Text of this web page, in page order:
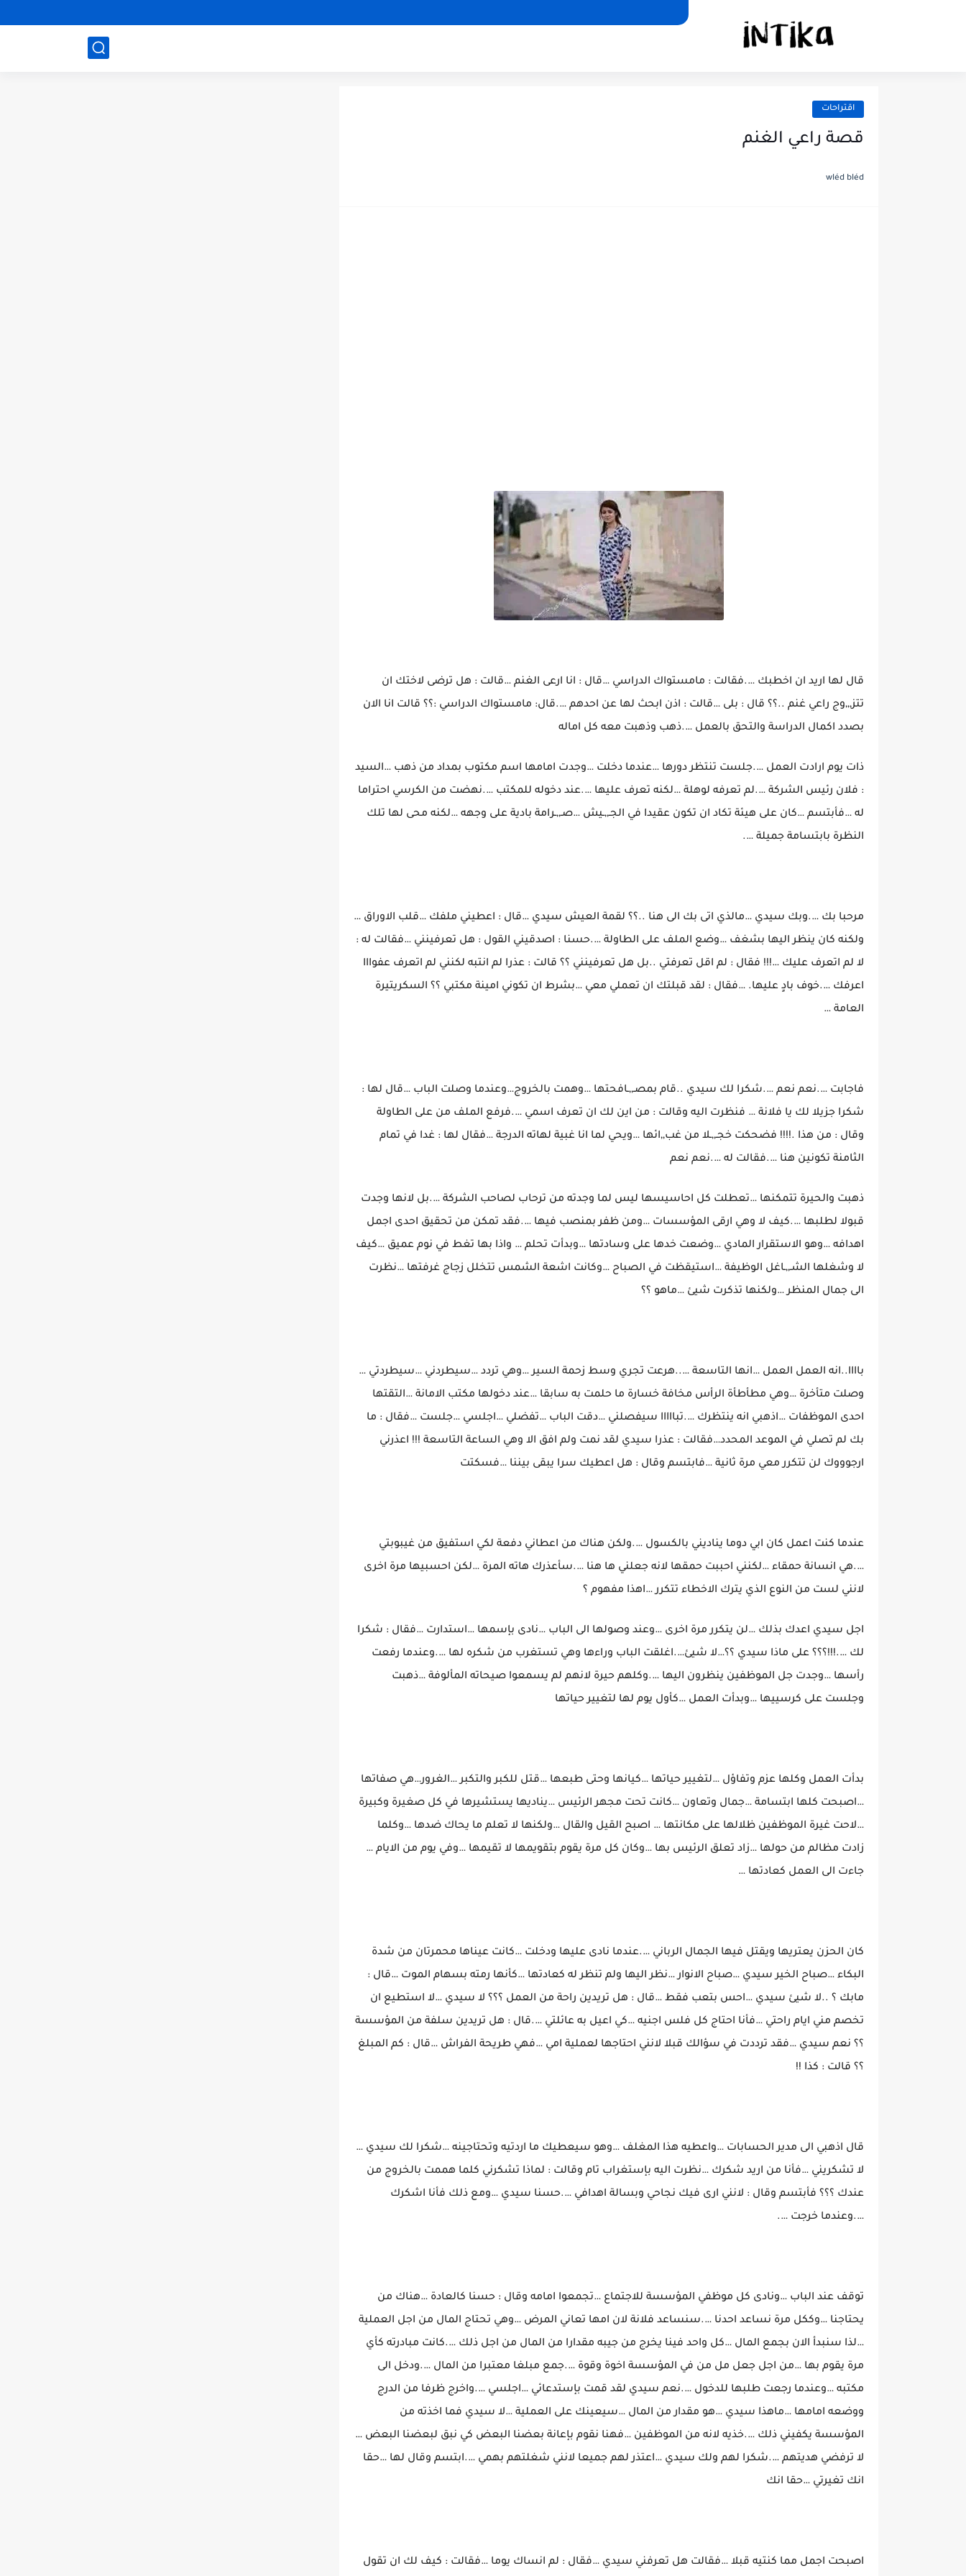
اقتراحات
قصة راعي الغنم
wléd bléd
قال لها اريد ان اخطبك ….فقالت : مامستواك الدراسي …قال : انا ارعى الغنم …قالت : هل ترضى لاختك ان
تتز,,,وج راعي غنم ..؟؟ قال : بلى …قالت : اذن ابحث لها عن احدهم ….قال: مامستواك الدراسي :؟؟ قالت انا الان
بصدد اكمال الدراسة والتحق بالعمل ….ذهب وذهبت معه كل اماله
ذات يوم ارادت العمل ….جلست تنتظر دورها …عندما دخلت …وجدت امامها اسم مكتوب بمداد من ذهب …السيد
: فلان رئيس الشركة ….لم تعرفه لوهلة …لكنه تعرف عليها ….عند دخوله للمكتب ….نهضت من الكرسي احتراما
له …فأبتسم …كان على هيئة تكاد ان تكون عقيدا في الجـ,,ـيش …صـ,,ـرامة بادية على وجهه …لكنه محى لها تلك
النظرة بابتسامة جميلة ….
مرحبا بك ….وبك سيدي …مالذي اتى بك الى هنا ..؟؟ لقمة العيش سيدي …قال : اعطيني ملفك …قلب الاوراق …
ولكنه كان ينظر اليها بشغف …وضع الملف على الطاولة ….حسنا : اصدقيني القول : هل تعرفينني …فقالت له :
لا لم اتعرف عليك …!!! فقال : لم اقل تعرفتي ..بل هل تعرفينني ؟؟ قالت : عذرا لم انتبه لكنني لم اتعرف عفوااا
اعرفك ….خوف بادٍ عليها. …فقال : لقد قبلتك ان تعملي معي …بشرط ان تكوني امينة مكتبي ؟؟ السكريتيرة
العامة …
فاجابت ….نعم نعم ….شكرا لك سيدي ..قام بمصـ,,ـافحتها …وهمت بالخروج…وعندما وصلت الباب …قال لها :
شكرا جزيلا لك يا فلانة … فنظرت اليه وقالت : من اين لك ان تعرف اسمي ….فرفع الملف من على الطاولة
وقال : من هذا .!!!! فضحكت خجـ,,ـلا من غب,,ائها …ويحي لما انا غبية لهاته الدرجة …فقال لها : غدا في تمام
الثامنة تكونين هنا ….فقالت له ….نعم نعم
ذهبت والحيرة تتمكنها …تعطلت كل احاسيسها ليس لما وجدته من ترحاب لصاحب الشركة ….بل لانها وجدت
قبولا لطلبها ….كيف لا وهي ارقى المؤسسات …ومن ظفر بمنصب فيها ….فقد تمكن من تحقيق احدى اجمل
اهدافه …وهو الاستقرار المادي …وضعت خدها على وسادتها …وبدأت تحلم … واذا بها تغط في نوم عميق …كيف
لا وشغلها الشـ,,ـاغل الوظيفة …استيقظت في الصباح …وكانت اشعة الشمس تتخلل زجاج غرفتها …نظرت
الى جمال المنظر …ولكنها تذكرت شيئ …ماهو ؟؟
باااا..انه العمل العمل …انها التاسعة …..هرعت تجري وسط زحمة السير …وهي تردد …سيطردني …سيطردتي …
وصلت متأخرة …وهي مطأطأة الرأس مخافة خسارة ما حلمت به سابقا …عند دخولها مكتب الامانة …التقتها
احدى الموظفات …اذهبي انه ينتظرك ….تبااااا سيفصلني …دقت الباب …تفضلي …اجلسي …جلست …فقال : ما
بك لم تصلي في الموعد المحدد…فقالت : عذرا سيدي لقد نمت ولم افق الا وهي الساعة التاسعة !!! اعذرني
ارجوووك لن تتكرر معي مرة ثانية …فابتسم وقال : هل اعطيك سرا يبقى بيننا …فسكتت
عندما كنت اعمل كان ابي دوما يناديني بالكسول ….ولكن هناك من اعطاني دفعة لكي استفيق من غيبوبتي
….هي انسانة حمقاء …لكنني احببت حمقها لانه جعلني ها هنا ….سأعذرك هاته المرة …لكن احسبيها مرة اخرى
لانني لست من النوع الذي يترك الاخطاء تتكرر …اهذا مفهوم ؟
اجل سيدي اعدك بذلك …لن يتكرر مرة اخرى …وعند وصولها الى الباب …نادى بإسمها …استدارت …فقال : شكرا
لك ….!!!؟؟؟ على ماذا سيدي ؟؟…لا شيئ….اغلقت الباب وراءها وهي تستغرب من شكره لها ….وعندما رفعت
رأسها …وجدت جل الموظفين ينظرون اليها ….وكلهم حيرة لانهم لم يسمعوا صيحاته المألوفة …ذهبت
وجلست على كرسييها …وبدأت العمل …كأول يوم لها لتغيير حياتها
بدأت العمل وكلها عزم وتفاؤل …لتغيير حياتها …كيانها وحتى طبعها …قتل للكبر والتكبر …الغرور…هي صفاتها
…اصبحت كلها ابتسامة …جمال وتعاون …كانت تحت مجهر الرئيس …يناديها يستشيرها في كل صغيرة وكبيرة
…لاحت غيرة الموظفين ظلالها على مكانتها … اصبح القيل والقال …ولكنها لا تعلم ما يحاك ضدها …وكلما
زادت مظالم من حولها …زاد تعلق الرئيس بها …وكان كل مرة يقوم بتقويمها لا تقيمها …وفي يوم من الايام …
جاءت الى العمل كعادتها …
كان الحزن يعتريها ويقتل فيها الجمال الرباني ….عندما نادى عليها ودخلت …كانت عيناها محمرتان من شدة
البكاء …صباح الخير سيدي …صباح الانوار …نظر اليها ولم تنظر له كعادتها …كأنها رمته بسهام الموت …قال :
مابك ؟ ..لا شيئ سيدي …احس بتعب فقط …قال : هل تريدين راحة من العمل ؟؟؟ لا سيدي …لا استطيع ان
تخصم مني ايام راحتي …فأنا احتاج كل فلس اجنيه …كي اعيل به عائلتي ….قال : هل تريدين سلفة من المؤسسة
؟؟ نعم سيدي …فقد ترددت في سؤالك قبلا لانني احتاجها لعملية امي …فهي طريحة الفراش …قال : كم المبلغ
؟؟ قالت : كذا !!
قال اذهبي الى مدير الحسابات …واعطيه هذا المغلف …وهو سيعطيك ما اردتيه وتحتاجينه …شكرا لك سيدي …
لا تشكريني …فأنا من اريد شكرك …نظرت اليه بإستغراب تام وقالت : لماذا تشكرني كلما هممت بالخروج من
عندك ؟؟؟ فأبتسم وقال : لانني ارى فيك نجاحي وبسالة اهدافي ….حسنا سيدي …ومع ذلك فأنا اشكرك
….وعندما خرجت ….
توقف عند الباب …ونادى كل موظفي المؤسسة للاجتماع …تجمعوا امامه وقال : حسنا كالعادة …هناك من
يحتاجنا …وككل مرة نساعد احدنا ….سنساعد فلانة لان امها تعاني المرض …وهي تحتاج المال من اجل العملية
…لذا سنبدأ الان بجمع المال …كل واحد فينا يخرج من جيبه مقدارا من المال من اجل ذلك ….كانت مبادرته كأي
مرة يقوم بها …من اجل جعل مل من في المؤسسة اخوة وقوة ….جمع مبلغا معتبرا من المال ….ودخل الى
مكتبه …وعندما رجعت طلبها للدخول ….نعم سيدي لقد قمت بإستدعائي …اجلسي ….واخرج ظرفا من الدرج
ووضعه امامها …ماهذا سيدي …هو مقدار من المال …سيعينك على العملية …لا سيدي فما اخذته من
المؤسسة يكفيني ذلك ….خذيه لانه من الموظفين …فهنا نقوم بإعانة بعضنا البعض كي نبق لبعضنا البعض …
لا ترفضي هديتهم ….شكرا لهم ولك سيدي …اعتذر لهم جميعا لانني شغلتهم بهمي ….ابتسم وقال لها …حقا
انك تغيرتي …حقا انك
اصبحت اجمل مما كنتيه قبلا …فقالت هل تعرفني سيدي …فقال : لم انساك يوما …فقالت : كيف لك ان تقول